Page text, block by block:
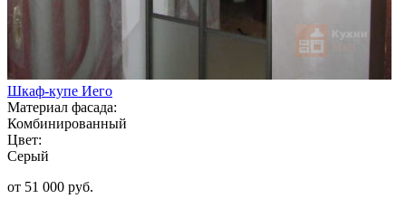
Шкаф-купе Иего
Материал фасада:
Комбинированный
Цвет:
Серый
от 51 000 руб.